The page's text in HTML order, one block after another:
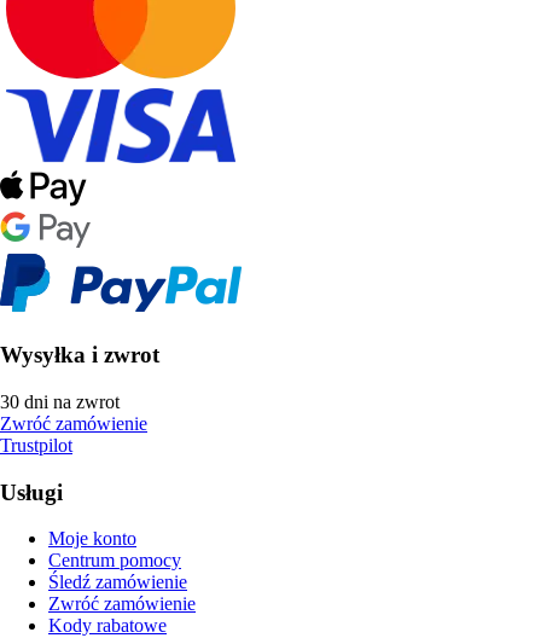
Wysyłka i zwrot
30 dni na zwrot
Zwróć zamówienie
Trustpilot
Usługi
Moje konto
Centrum pomocy
Śledź zamówienie
Zwróć zamówienie
Kody rabatowe